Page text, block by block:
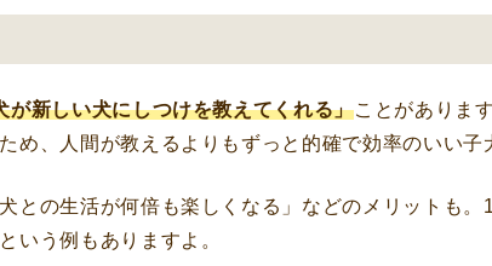
が新しい犬にしつけを教えてくれる」ことがありま
め、人間が教えるよりもずっと的確で効率のいい子
との生活が何倍も楽しくなる」などのメリットも。
いう例もありますよ。